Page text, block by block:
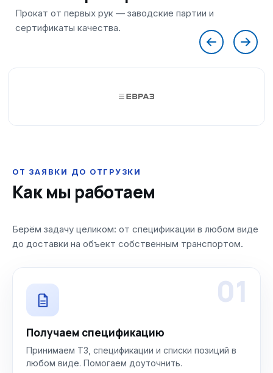
ОТ ЗАЯВКИ ДО ОТГРУЗКИ
Как мы работаем
Берём задачу целиком: от спецификации в любом виде
до доставки на объект собственным транспортом.
01
Получаем спецификацию
Принимаем ТЗ, спецификации и списки позиций в
любом виде. Помогаем доуточнить.